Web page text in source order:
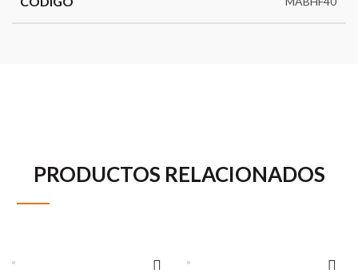
PRODUCTOS RELACIONADOS